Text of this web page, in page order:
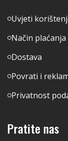
Uvjeti
Način plaćanja
Dostava
Povrati i
Privatnost
Pratite nas